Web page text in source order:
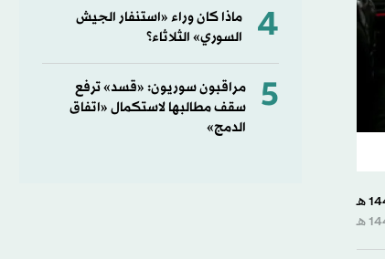
4
ماذا كان وراء «استنفار الجيش
السوري» الثلاثاء؟
5
مراقبون سوريون: «قسد» ترفع
سقف مطالبها لاستكمال «اتفاق
الدمج»